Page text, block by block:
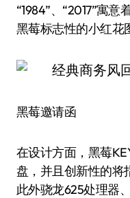
“1984”、“2017”寓
黑莓标志性的小红花
黑莓邀请函
在设计方面，黑莓
盘，并且创新性的将
此外骁龙625处理器